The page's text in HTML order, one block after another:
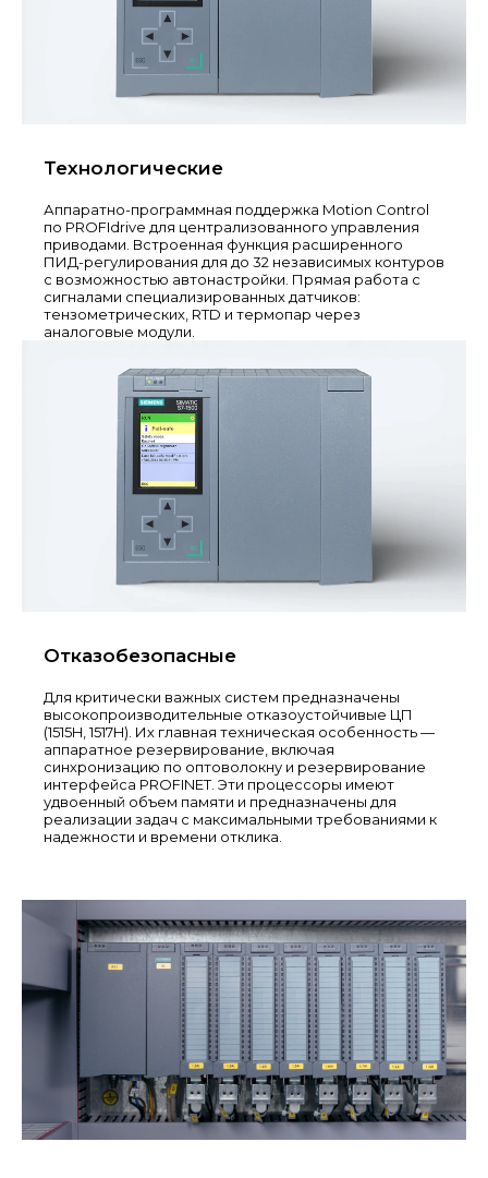
Технологические
Аппаратно-программная поддержка Motion Control
по PROFIdrive для централизованного управления
приводами. Встроенная функция расширенного
ПИД-регулирования для до 32 независимых контуров
с возможностью автонастройки. Прямая работа с
сигналами специализированных датчиков:
тензометрических, RTD и термопар через
аналоговые модули.
Отказобезопасные
Для критически важных систем предназначены
высокопроизводительные отказоустойчивые ЦП
(1515H, 1517H). Их главная техническая особенность —
аппаратное резервирование, включая
синхронизацию по оптоволокну и резервирование
интерфейса PROFINET. Эти процессоры имеют
удвоенный объем памяти и предназначены для
реализации задач с максимальными требованиями к
надежности и времени отклика.